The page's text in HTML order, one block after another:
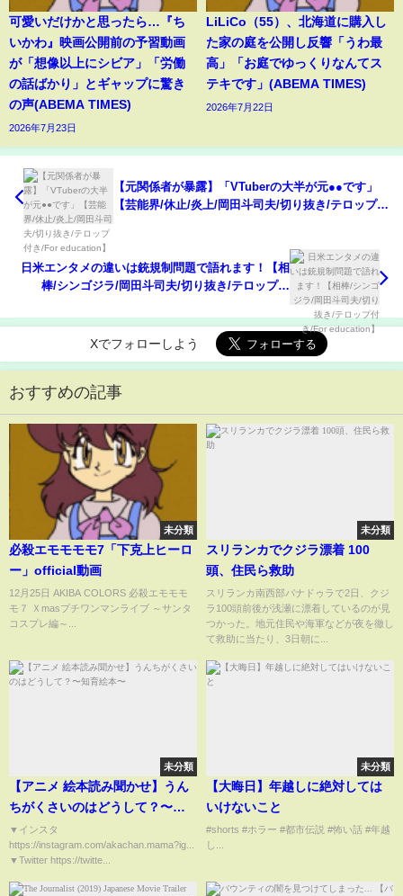
可愛いだけかと思ったら…『ち
いかわ』映画公開前の予習動画
が「想像以上にシビア」「労働
の話ばかり」とギャップに驚き
の声(ABEMA TIMES)
2026年7月23日
LiLiCo（55）、北海道に購入し
た家の庭を公開し反響「うわ最
高」「お庭でゆっくりなんてス
テキです」(ABEMA TIMES)
2026年7月22日
【元関係者が暴露】「VTuberの大半が元●●です」
【芸能界/休止/炎上/岡田斗司夫/切り抜き/テロップ付
日米エンタメの違いは銃規制問題で語れます！【相
棒/シンゴジラ/岡田斗司夫/切り抜き/テロップ付
Xでフォローしよう
おすすめの記事
未分類
必殺エモモモモ7「下克上ヒーロ
ー」official動画
12月25日 AKIBA COLORS 必殺エモモモ
モ７ Ｘmasプチワンマンライブ ～サンタ
コスプレ編～...
未分類
スリランカでクジラ漂着 100
頭、住民ら救助
スリランカ南西部パナドゥラで2日、クジ
ラ100頭前後が浅瀬に漂着しているのが見
つかった。地元住民や海軍などが夜を徹し
て救助に当たり、3日朝に...
未分類
【アニメ 絵本読み聞かせ】うん
ちがくさいのはどうして？〜知
育絵本〜
▼インスタ
https://instagram.com/akachan.mama?ig...
▼Twitter https://twitte...
未分類
【大晦日】年越しに絶対しては
いけないこと
#shorts #ホラー #都市伝説 #怖い話 #年越
し...